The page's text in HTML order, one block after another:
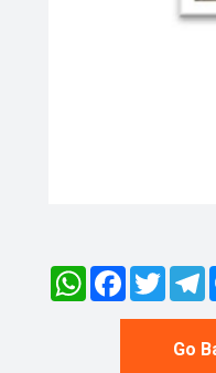
WhatsAppFacebook
Go